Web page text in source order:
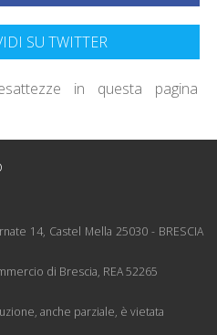
SU TWITTER
in questa pagina
14, Castel Mella 25030 - BRESCIA
di Brescia, REA 52265
anche parziale, è vietata